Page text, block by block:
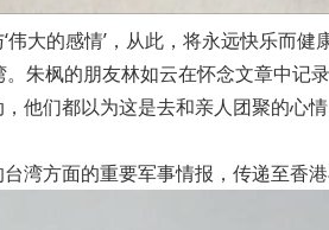
大的感情’，从此，将永远快乐而健
朱枫的朋友林如云在怀念文章中记录
他们都以为这是去和亲人团聚的心
湾方面的重要军事情报，传递至香港